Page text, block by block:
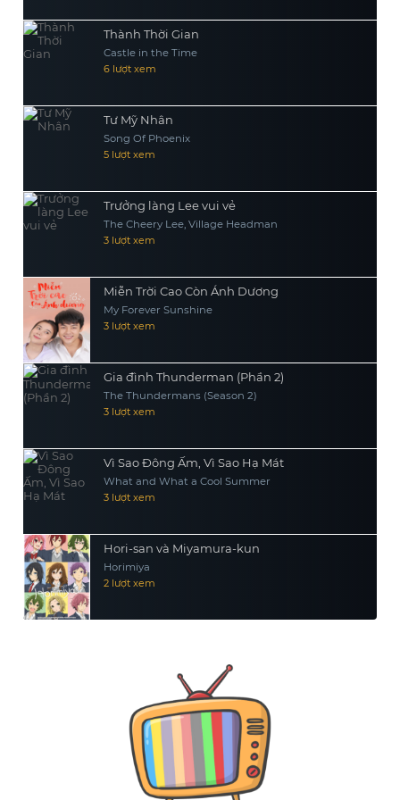
Thành Thời Gian
Castle in the Time
6 lượt xem
Tư Mỹ Nhân
Song Of Phoenix
5 lượt xem
Trưởng làng Lee vui vẻ
The Cheery Lee, Village Headman
3 lượt xem
Miễn Trời Cao Còn Ánh Dương
My Forever Sunshine
3 lượt xem
Gia đình Thunderman (Phần 2)
The Thundermans (Season 2)
3 lượt xem
Vì Sao Đông Ấm, Vì Sao Hạ Mát
What and What a Cool Summer
3 lượt xem
Hori-san và Miyamura-kun
Horimiya
2 lượt xem